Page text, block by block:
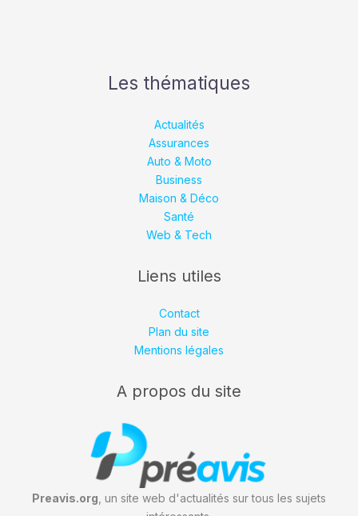
Les thématiques
Actualités
Assurances
Auto & Moto
Business
Maison & Déco
Santé
Web & Tech
Liens utiles
Contact
Plan du site
Mentions légales
A propos du site
Preavis.org , un site web d'actualités sur tous les sujets